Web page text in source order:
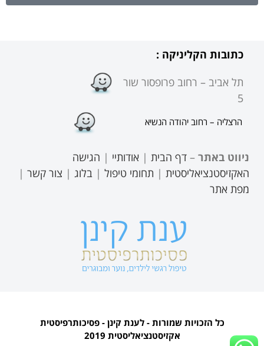
כתובות הקליניקה :
תל אביב – רחוב פרופסור שור
5
הרצליה – רחוב יהודה הנשיא
ניווט באתר – דף הבית | אודותיי | הגישה
האקזיסטנציאליסטית | תחומי טיפול | בלוג | צור קשר |
מפת אתר
כל הזכויות שמורות - לענת קינן - פסיכותרפיסטית
אקזיסטנציאליסטית 2019